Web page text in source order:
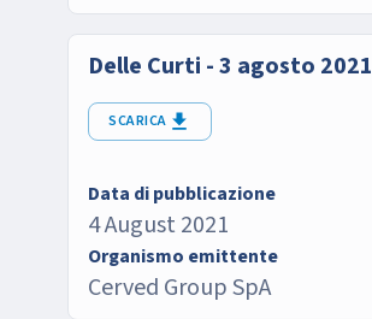
Delle Curti - 3 agosto 2021
SCARICA
Data di pubblicazione
4 August 2021
Organismo emittente
Cerved Group SpA